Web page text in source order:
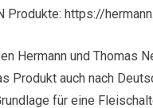
Produkte: https://
Hermann und Thomas
Produkt auch nach
für eine